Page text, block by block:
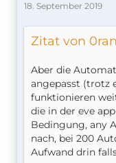
18. September 2019
Zitat von
Aber die
angepasst (trotz
funktionieren
die in der eve
Bedingung, any
nach, bei 200
Aufwand drin